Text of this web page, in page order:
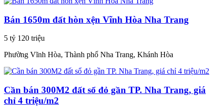
Bán 1650m đất hòn xện Vĩnh Hòa Nha Trang
5 tỷ 120 triệu
Phường Vĩnh Hòa, Thành phố Nha Trang, Khánh Hòa
Cần bán 300M2 đất sổ đỏ gần TP. Nha Trang, giá
chỉ 4 triệu/m2